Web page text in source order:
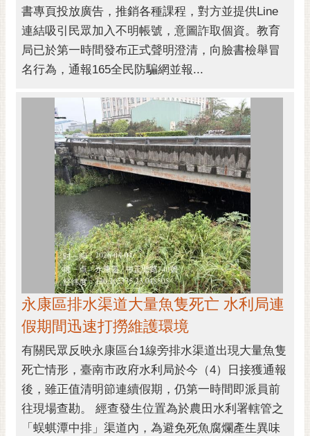
書專頁投放廣告，推銷各種課程，對方並提供Line
連結吸引民眾加入不明帳號，意圖詐取個資。教育
局已於第一時間發布正式聲明澄清，向臉書檢舉冒
名行為，通報165全民防騙網並報...
永康區排水渠道大量魚隻死亡 水利局連
假期間迅速打撈維護環境
有關民眾反映永康區台1線旁排水渠道出現大量魚隻
死亡情形，臺南市政府水利局於今（4）日接獲通報
後，雖正值清明節連續假期，仍第一時間即派員前
往現場查勘。 經查發生位置為於農田水利署轄管之
「蜈蜞潭中排」渠道內，為避免死魚腐爛產生異味